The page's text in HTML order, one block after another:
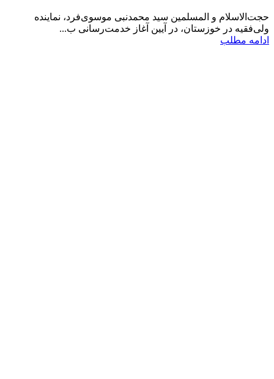
حجت‌الاسلام و المسلمین سید محمدنبی موسوی‌فرد، نماینده
ولی‌فقیه در خوزستان، در آیین آغاز خدمت‌رسانی ب...
ادامه مطلب